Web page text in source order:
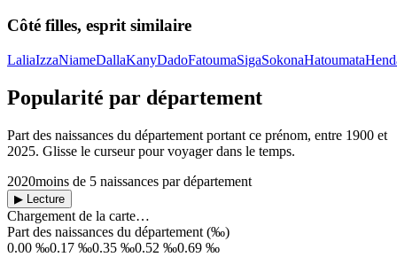
Côté filles, esprit similaire
LaliaIzzaNiameDallaKanyDadoFatoumaSigaSokonaHatoumata
Popularité par département
Part des naissances du département portant ce prénom, entre 1900 et
2025. Glisse le curseur pour voyager dans le temps.
2020moins de 5 naissances par département
▶ Lecture
Chargement de la carte…
Part des naissances du département (‰)
0.00 ‰0.17 ‰0.35 ‰0.52 ‰0.69 ‰